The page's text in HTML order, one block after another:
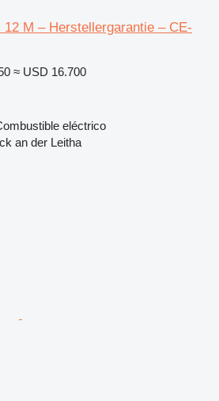
M – Herstellergarantie – CE-
≈ USD 16.700
eléctrico
an der Leitha